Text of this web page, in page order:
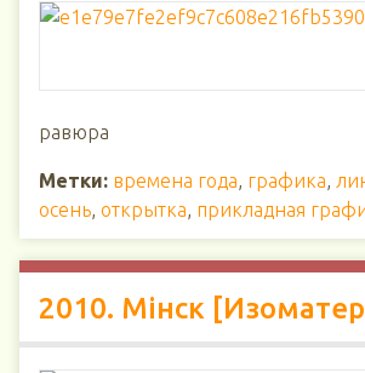
равюра
Метки: времена года, графика,
осень, открытка, прикладная
2010. Мінск